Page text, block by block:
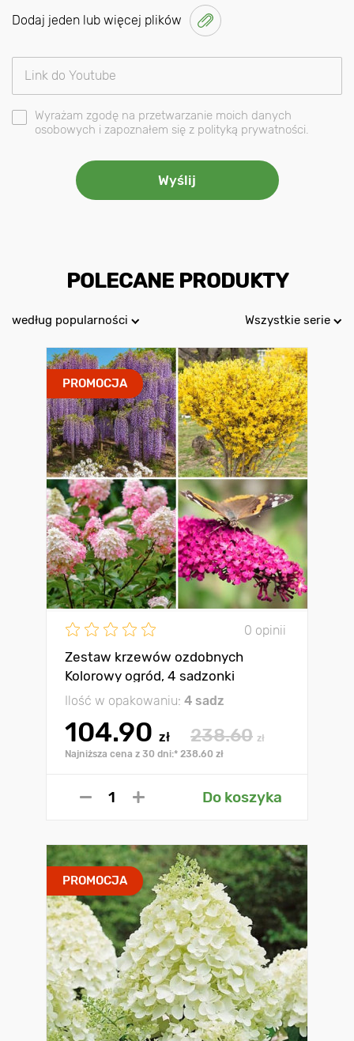
Dodaj jeden lub więcej plików
Wyrażam zgodę na przetwarzanie moich danych
osobowych i zapoznałem się z polityką prywatności.
POLECANE PRODUKTY
według popularności Wszystkie serie
PROMOCJA
0 opinii
Zestaw krzewów ozdobnych
Kolorowy ogród, 4 sadzonki
Ilość w opakowaniu: 4 sadz
104.90 zł 238.60 zł
Najniższa cena z 30 dni:* 238.60 zł
Do koszyka
PROMOCJA